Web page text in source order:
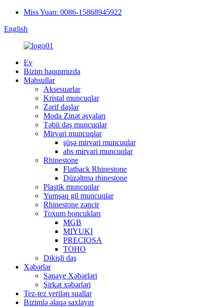
Miss Yuan: 0086-15868945922
English
Ev
Bizim haqqımızda
Məhsullar
Aksesuarlar
Kristal muncuqlar
Zərif daşlar
Moda Zinət əşyaları
Təbii daş muncuqlar
Mirvari muncuqlar
şüşə mirvari muncuqlar
abs mirvari muncuqlar
Rhinestone
Flatback Rhinestone
Düzəltmə rhinestone
Plastik muncuqlar
Yumşaq gil muncuqlar
Rhinestone zəncir
Toxum boncukları
MGB
MIYUKI
PRECIOSA
TOHO
Dikişli daş
Xəbərlər
Sənaye Xəbərləri
Şirkət xəbərləri
Tez-tez verilən suallar
Bizimlə əlaqə saxlayın